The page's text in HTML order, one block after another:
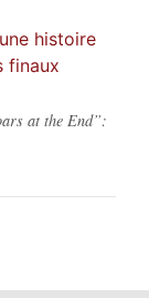
histoire
finaux
at the End”: